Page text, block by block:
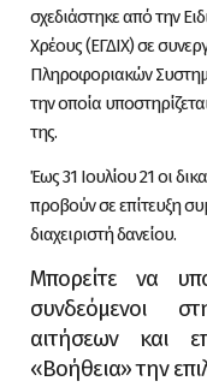
σχεδιάστηκε από την
Χρέους (ΕΓΔΙΧ) σε
Πληροφοριακών
την οποία
της.
Έως 31 Ιουλίου 21 οι
προβούν σε επίτευξη
διαχειριστή δανείου.
Μπορείτε να
συνδεόμενοι
αιτήσεων και
«Βοήθεια» την